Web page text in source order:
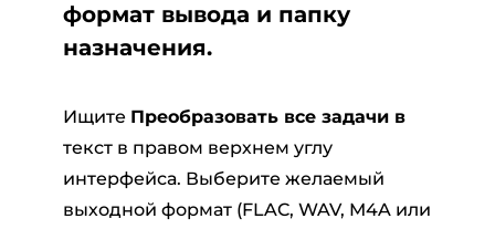
формат вывода и папку
назначения.
Ищите Преобразовать все задачи в
текст в правом верхнем углу
интерфейса. Выберите желаемый
выходной формат (FLAC, WAV, M4A или